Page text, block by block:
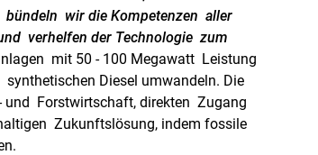
wir die Kompetenzen aller
verhelfen der Technologie zum
mit 50 - 100 Megawatt Leistung
Diesel umwandeln. Die
und Forstwirtschaft, direkten Zugang
Zukunftslösung, indem fossile